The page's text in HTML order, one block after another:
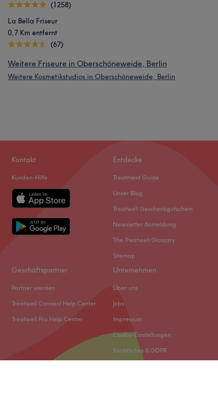
(1258)
La Bella Friseur
0,7 Km entfernt
(67)
Weitere Friseure in Oberschöneweide, Berlin
Weitere Kosmetikstudios in Oberschöneweide, Berlin
Kontakt
Kunden-Hilfe
Entdecke
Treatment Guide
Unser Blog
Treatwell Geschenkgutschein
Newsletter Anmeldung
The Treatwell Glossary
Sitemap
Geschäftspartner
Partner werden
Treatwell Connect Help Center
Treatwell Pro Help Center
Unternehmen
Über uns
Jobs
Impressum
Cookie-Einstellungen
Rechtliches & GDPR